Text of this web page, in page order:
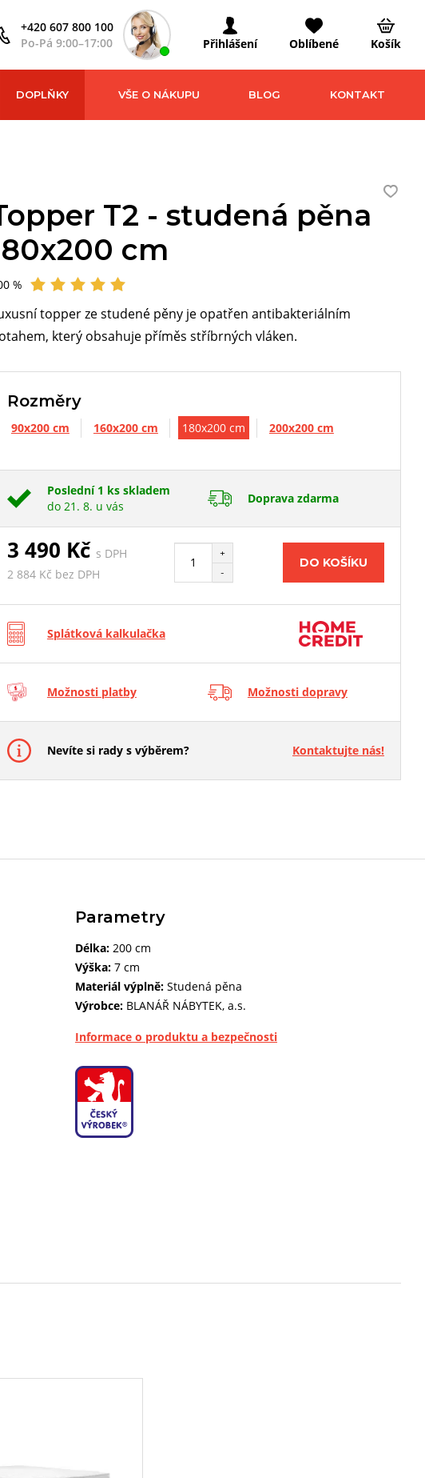
+420 607 800 100
Po-Pá 9:00–17:00
Přihlášení Oblíbené Košík
DOPLŇKY VŠE O NÁKUPU BLOG KONTAKT
T2 - studená pěna
cm
%
topper ze studené pěny je opatřen antibakteriálním
který obsahuje příměs stříbrných vláken.
Rozměry
90x200 cm 160x200 cm 180x200 cm 200x200 cm
Poslední 1 ks skladem
do 21. 8. u vás
Doprava zdarma
3 490 Kč s DPH
2 884 Kč bez DPH
+
-
DO KOŠÍKU
Splátková kalkulačka
Možnosti platby Možnosti dopravy
Nevíte si rady s výběrem? Kontaktujte nás!
Parametry
Délka: 200 cm
Výška: 7 cm
Materiál výplně: Studená pěna
Výrobce: BLANÁŘ NÁBYTEK, a.s.
Informace o produktu a bezpečnosti